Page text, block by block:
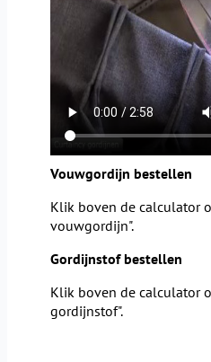
Vouwgordijn bestellen
Klik boven de calculator
vouwgordijn".
Gordijnstof bestellen
Klik boven de calculator
gordijnstof".